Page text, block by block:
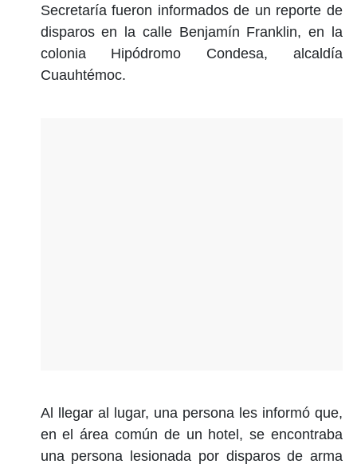
Secretaría fueron informados de un reporte de
disparos en la calle Benjamín Franklin, en la
colonia Hipódromo Condesa, alcaldía
Cuauhtémoc.
Al llegar al lugar, una persona les informó que,
en el área común de un hotel, se encontraba
una persona lesionada por disparos de arma